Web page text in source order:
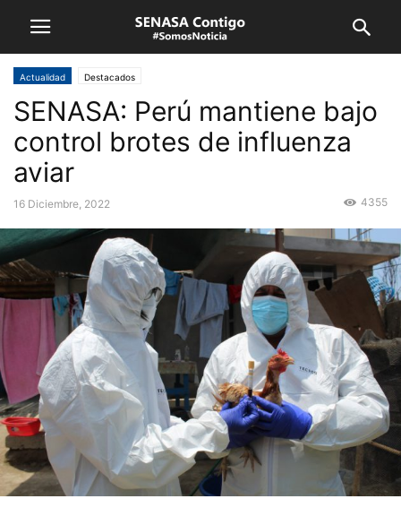
Actualidad Destacados
SENASA: Perú mantiene bajo
control brotes de influenza
aviar
16 Diciembre, 2022 4355